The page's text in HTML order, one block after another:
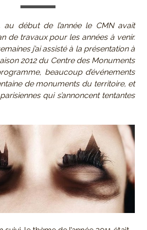
au début de l’année le CMN avait
de travaux pour les années à venir.
j’ai assisté à la présentation à
2012 du Centre des Monuments
beaucoup d’événements
de monuments du territoire, et
qui s’annoncent tentantes